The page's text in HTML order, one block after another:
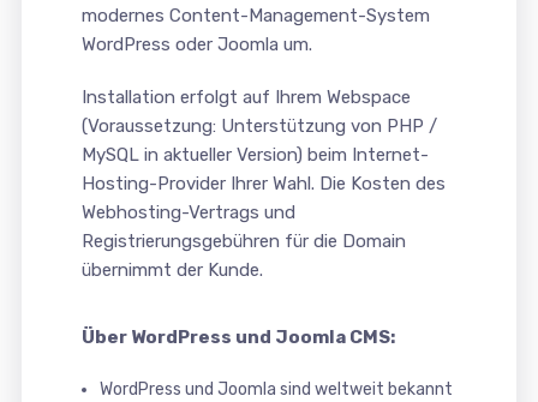
modernes Content-Management-System
WordPress oder Joomla um.
Installation erfolgt auf Ihrem Webspace
(Voraussetzung: Unterstützung von PHP /
MySQL in aktueller Version) beim Internet-
Hosting-Provider Ihrer Wahl. Die Kosten des
Webhosting-Vertrags und
Registrierungsgebühren für die Domain
übernimmt der Kunde.
Über WordPress und Joomla CMS:
WordPress und Joomla sind weltweit bekannt